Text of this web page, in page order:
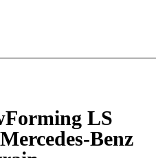
LS
Benz